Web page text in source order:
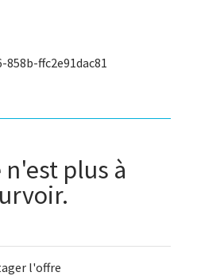
858b-ffc2e91dac81
n'est plus à
l'offre